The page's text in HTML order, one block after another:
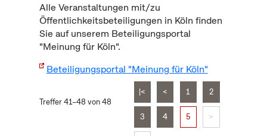
Alle Veranstaltungen mit/zu
Öffentlichkeitsbeteiligungen in Köln finden
Sie auf unserem Beteiligungsportal
"Meinung für Köln".
Beteiligungsportal "Meinung für Köln"
Treffer 41–48 von 48
|< < 1 2
3 4 5 >